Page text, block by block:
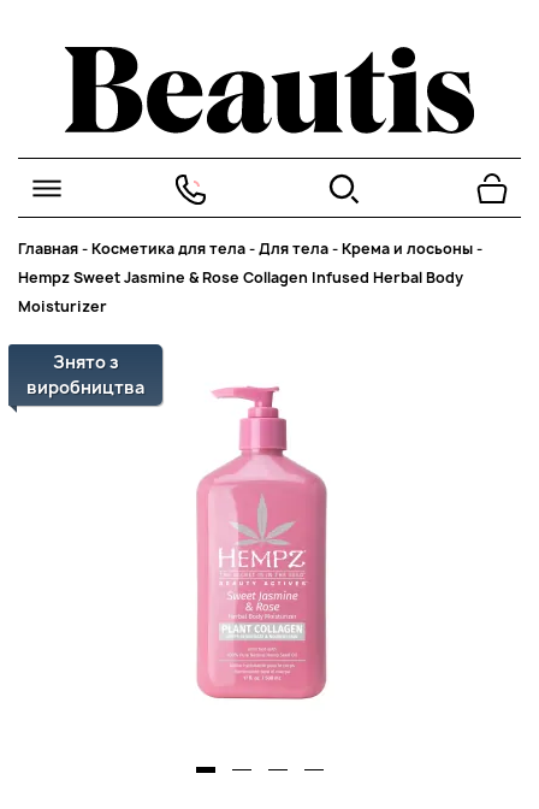
Главная-Косметика для тела-Для тела-Крема и лосьоны-
Hempz Sweet Jasmine & Rose Collagen Infused Herbal Body
Moisturizer
Знято з
виробництва